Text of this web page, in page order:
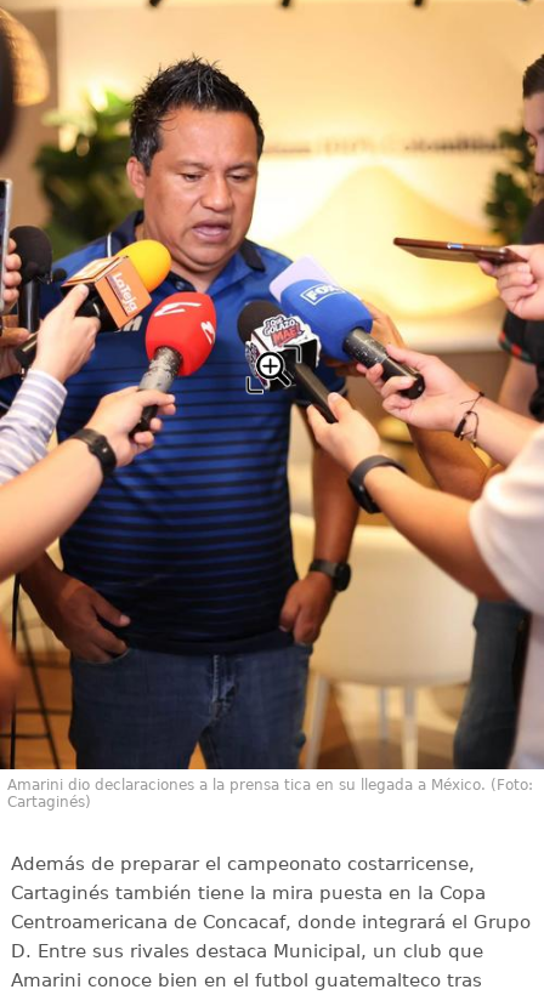
Amarini dio declaraciones a la prensa tica en su llegada a México. (Foto:
Cartaginés)
Además de preparar el campeonato costarricense,
Cartaginés también tiene la mira puesta en la Copa
Centroamericana de Concacaf, donde integrará el Grupo
D. Entre sus rivales destaca Municipal, un club que
Amarini conoce bien en el futbol guatemalteco tras